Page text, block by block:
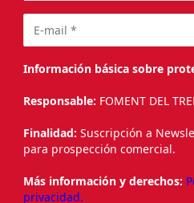
Información básica sobre
Responsable: FOMENT DEL
Finalidad: Suscripción a
para prospección comercial.
Más información y derechos:
privacidad.